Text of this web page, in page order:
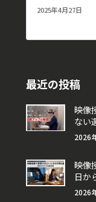
2025年4月27日
最近の投稿
映像
ない
2026
映像
日か
2026